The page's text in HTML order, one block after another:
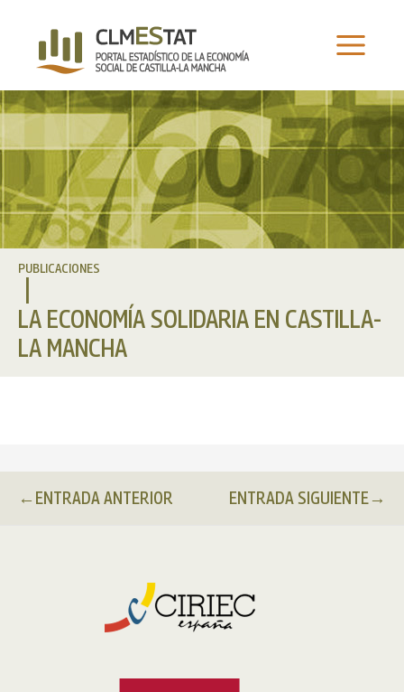
PUBLICACIONES
LA ECONOMÍA SOLIDARIA EN CASTILLA-
LA MANCHA
← ENTRADA ANTERIOR ENTRADA SIGUIENTE→